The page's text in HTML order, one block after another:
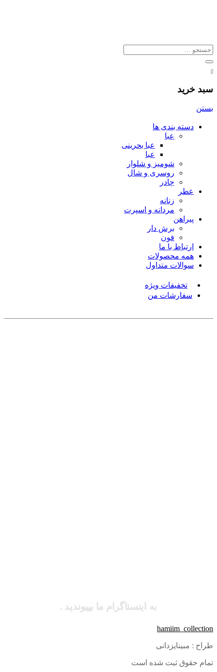
0
سبد خرید
بستن
دسته بندی ها
عبا
عبا بحرینی
عبا
شومیز و شلوار
روسری و شال
چادر
عطر
زنانه
مردانه و اسپرت
پیراهن
برش دار
فون
ارتباط با ما
همه محصولات
سوالات متداول
تخفیفات ویژه
سفارشات من
به اینستاگرام ما بپیوندید .
hamiim_collection
طراح : مبینایزدانی
تمام حقوق ثبت شده است